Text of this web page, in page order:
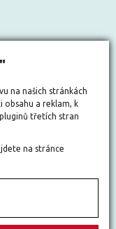
na našich stránkách
obsahu a reklam, k
třetích stran
na stránce